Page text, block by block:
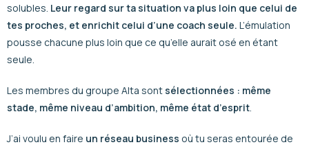
solubles. Leur regard sur ta situation va plus loin que celui de
tes proches, et enrichit celui d’une coach seule. L’émulation
pousse chacune plus loin que ce qu’elle aurait osé en étant
seule.
Les membres du groupe Alta sont sélectionnées : même
stade, même niveau d’ambition, même état d’esprit.
J’ai voulu en faire un réseau business où tu seras entourée de